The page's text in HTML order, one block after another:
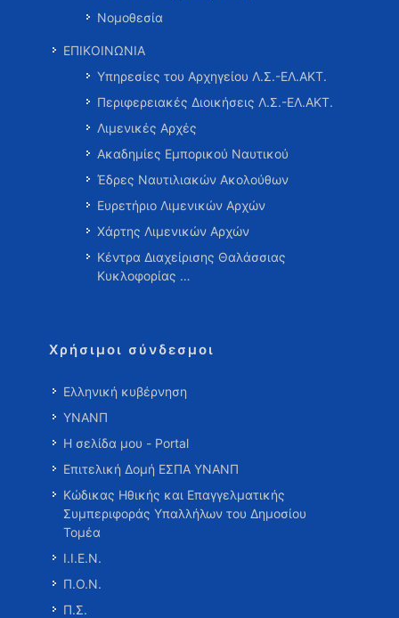
Νομοθεσία
ΕΠΙΚΟΙΝΩΝΙΑ
Υπηρεσίες του Αρχηγείου Λ.Σ.-ΕΛ.ΑΚΤ.
Περιφερειακές Διοικήσεις Λ.Σ.-ΕΛ.ΑΚΤ.
Λιμενικές Αρχές
Ακαδημίες Εμπορικού Ναυτικού
Έδρες Ναυτιλιακών Ακολούθων
Ευρετήριο Λιμενικών Αρχών
Χάρτης Λιμενικών Αρχών
Κέντρα Διαχείρισης Θαλάσσιας
Κυκλοφορίας …
Χρήσιμοι σύνδεσμοι
Ελληνική κυβέρνηση
ΥΝΑΝΠ
Η σελίδα μου - Portal
Επιτελική Δομή ΕΣΠΑ ΥΝΑΝΠ
Κώδικας Ηθικής και Επαγγελματικής
Συμπεριφοράς Υπαλλήλων του Δημοσίου
Τομέα
Ι.Ι.Ε.Ν.
Π.Ο.Ν.
Π.Σ.